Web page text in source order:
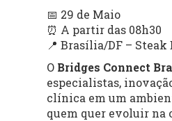
📅 29 de Maio
⏰ A partir das 08h30
📍 Brasília/DF – Steak
O Bridges Connect
especialistas,
clínica em um
quem quer evoluir na